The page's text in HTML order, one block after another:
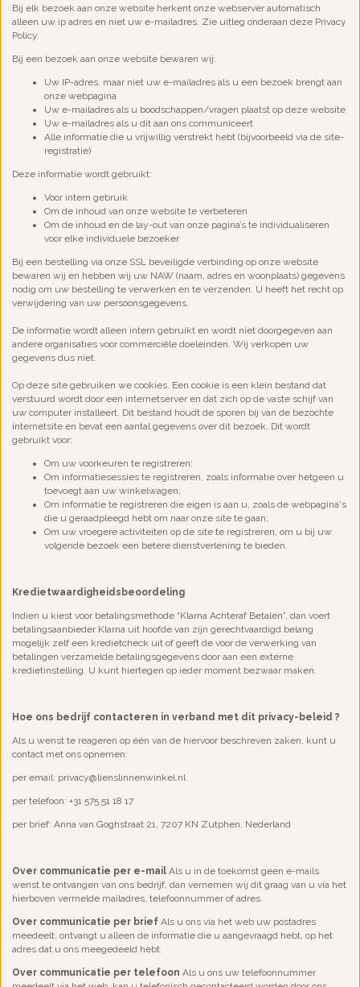
Bij elk bezoek aan onze website herkent onze webserver automatisch
alleen uw ip adres en niet uw e-mailadres. Zie uitleg onderaan deze Privacy
Policy.
Bij een bezoek aan onze website bewaren wij:
Uw IP-adres, maar niet uw e-mailadres als u een bezoek brengt aan
onze webpagina
Uw e-mailadres als u boodschappen/vragen plaatst op deze website
Uw e-mailadres als u dit aan ons communiceert
Alle informatie die u vrijwillig verstrekt hebt (bijvoorbeeld via de site-
registratie)
Deze informatie wordt gebruikt:
Voor intern gebruik
Om de inhoud van onze website te verbeteren
Om de inhoud en de lay-out van onze pagina’s te individualiseren
voor elke individuele bezoeker
Bij een bestelling via onze SSL beveiligde verbinding op onze website
bewaren wij en hebben wij uw NAW (naam, adres en woonplaats) gegevens
nodig om uw bestelling te verwerken en te verzenden. U heeft het recht op
verwijdering van uw persoonsgegevens.
De informatie wordt alleen intern gebruikt en wordt niet doorgegeven aan
andere organisaties voor commerciële doeleinden. Wij verkopen uw
gegevens dus niet.
Op deze site gebruiken we cookies. Een cookie is een klein bestand dat
verstuurd wordt door een internetserver en dat zich op de vaste schijf van
uw computer installeert. Dit bestand houdt de sporen bij van de bezochte
internetsite en bevat een aantal gegevens over dit bezoek. Dit wordt
gebruikt voor:
Om uw voorkeuren te registreren;
Om informatiesessies te registreren, zoals informatie over hetgeen u
toevoegt aan uw winkelwagen;
Om informatie te registreren die eigen is aan u, zoals de webpagina's
die u geraadpleegd hebt om naar onze site te gaan;
Om uw vroegere activiteiten op de site te registreren, om u bij uw
volgende bezoek een betere dienstverlening te bieden.
Kredietwaardigheidsbeoordeling
Indien u kiest voor betalingsmethode “Klarna Achteraf Betalen”, dan voert
betalingsaanbieder Klarna uit hoofde van zijn gerechtvaardigd belang
mogelijk zelf een kredietcheck uit of geeft de voor de verwerking van
betalingen verzamelde betalingsgegevens door aan een externe
kredietinstelling. U kunt hiertegen op ieder moment bezwaar maken.
Hoe ons bedrijf contacteren in verband met dit privacy-beleid ?
Als u wenst te reageren op één van de hiervoor beschreven zaken, kunt u
contact met ons opnemen:
per email: privacy@lienslinnenwinkel.nl
per telefoon: +31 575 51 18 17
per brief: Anna van Goghstraat 21, 7207 KN Zutphen, Nederland
Over communicatie per e-mail Als u in de toekomst geen e-mails
wenst te ontvangen van ons bedrijf, dan vernemen wij dit graag van u via het
hierboven vermelde mailadres, telefoonnummer of adres.
Over communicatie per brief Als u ons via het web uw postadres
meedeelt, ontvangt u alleen de informatie die u aangevraagd hebt, op het
adres dat u ons meegedeeld hebt.
Over communicatie per telefoon Als u ons uw telefoonnummer